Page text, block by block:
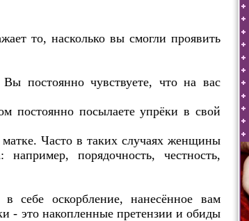
то, насколько вы смогли проявить
постоянно чувствуете, что на вас
постоянно посылаете упрёки в свой
Часто в таких случаях женщины
порядочность, честность,
себе оскорбление, нанесённое вам
- это накопленные претензии и обиды